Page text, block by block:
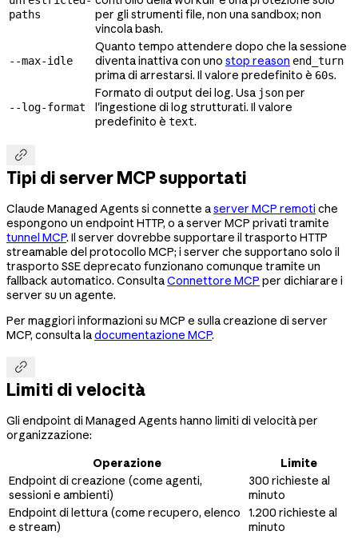
paths
per gli strumenti file, non una sandbox; non
vincola bash.
--max-idle
Quanto tempo attendere dopo che la sessione
diventa inattiva con uno stop reason end_turn
prima di arrestarsi. Il valore predefinito è 60s.
--log-format
Formato di output dei log. Usa jsonper
l'ingestione di log strutturati. Il valore
predefinito è text.

Tipi di server MCP supportati
Claude Managed Agents si connette aserver MCP remoti che
espongono un endpoint HTTP, o a server MCP privati tramite
tunnel MCP. Il server dovrebbe supportare il trasporto HTTP
streamable del protocollo MCP; i server che supportano solo il
trasporto SSE deprecato funzionano comunque tramite un
fallback automatico. ConsultaConnettore MCP per dichiarare i
server su un agente.
Per maggiori informazioni su MCP e sulla creazione di server
MCP, consulta ladocumentazione MCP.

Limiti di velocità
Gli endpoint di Managed Agents hanno limiti di velocità per
organizzazione:
Operazione
Limite
Endpoint di creazione (come agenti,
sessioni e ambienti)
300 richieste al
minuto
Endpoint di lettura (come recupero, elenco
e stream)
1.200 richieste al
minuto